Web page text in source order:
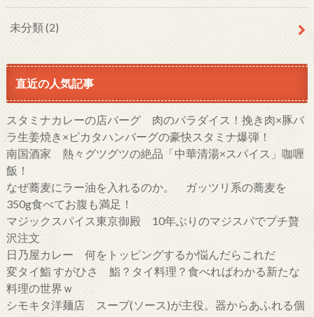
未分類(2)
直近の人気記事
スタミナカレーの店バーグ 肉のパラダイス！挽き肉×豚バ
ラ生姜焼き×ピカタハンバーグの豪快スタミナ爆弾！
南国酒家 熱々グツグツの絶品「中華清湯×スパイス」咖喱
飯！
なぜ蕎麦にラー油を入れるのか。 ガッツリ系の蕎麦を
350g食べてお腹も満足！
マジックスパイス東京御殿 10年ぶりのマジスパでプチ贅
沢注文
日乃屋カレー 何をトッピングするか悩んだらこれだ
変タイ鮨 すがひさ 鮨？タイ料理？食べればわかる新たな
料理の世界ｗ
シモキタ洋麺店 スープ(ソース)が主役。器からあふれる個